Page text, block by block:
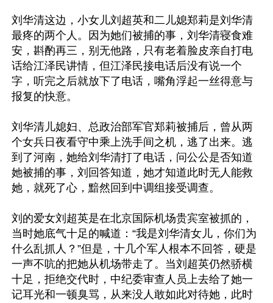
刘华清这边，小女儿刘超英和二儿媳郑莉是刘华清
最疼的两个人。因为她们被捕的事，刘华清寝食难
安，斟酌再三，别无他路，只有老着脸皮亲自打电
话给江泽民讲情，但江泽民接电话后没有说一个
字，听完之后就放下了电话，嘴角浮起一丝得意与
报复的快意。
刘华清儿媳妇、总政治部军官郑莉被捕后，曾从两
个女兵日夜看守中乘上洗手间之机，逃了出来。逃
到了河南，她给刘华清打了电话，问公公是否知道
她被捕的事，刘回答知道，她才知道此时无人能救
她，就死了心，黯然回到中调组接受调查。
刘的爱女刘超英是在北京国际机场贵宾室被抓的，
当时她底气十足的喊道：“我是刘华清女儿，你们为
什么乱抓人？”但是，十几个军人根本不回答，硬是
一声不吭的把她从机场带走了。当刘超英仍然骄横
十足，拒绝交代时，中纪委审查人员上去给了她一
记耳光和一顿臭骂，从来没人敢如此对待她，此时